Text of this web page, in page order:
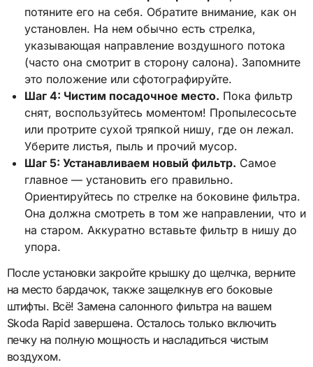
потяните его на себя. Обратите внимание, как он
установлен. На нем обычно есть стрелка,
указывающая направление воздушного потока
(часто она смотрит в сторону салона). Запомните
это положение или сфотографируйте.
Шаг 4: Чистим посадочное место. Пока фильтр
снят, воспользуйтесь моментом! Пропылесосьте
или протрите сухой тряпкой нишу, где он лежал.
Уберите листья, пыль и прочий мусор.
Шаг 5: Устанавливаем новый фильтр. Самое
главное — установить его правильно.
Ориентируйтесь по стрелке на боковине фильтра.
Она должна смотреть в том же направлении, что и
на старом. Аккуратно вставьте фильтр в нишу до
упора.
После установки закройте крышку до щелчка, верните
на место бардачок, также защелкнув его боковые
штифты. Всё! Замена салонного фильтра на вашем
Skoda Rapid завершена. Осталось только включить
печку на полную мощность и насладиться чистым
воздухом.